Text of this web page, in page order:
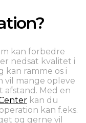
kan forbedre
nedsat kvalitet i
kan ramme os i
vil mange opleve
Med en
kan du
kan f.eks.
og gerne vil